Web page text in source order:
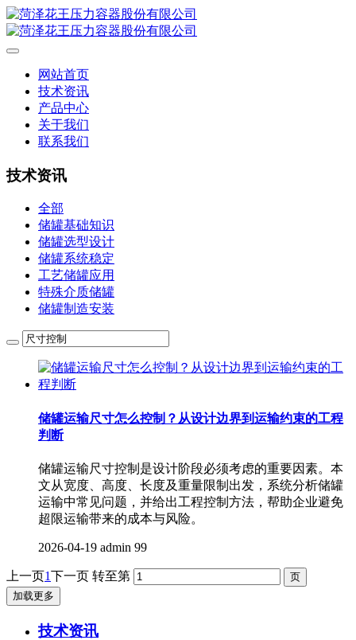
网站首页
技术资讯
产品中心
关于我们
联系我们
技术资讯
全部
储罐基础知识
储罐选型设计
储罐系统稳定
工艺储罐应用
特殊介质储罐
储罐制造安装
储罐运输尺寸怎么控制？从设计边界到运输约束的工程
判断
储罐运输尺寸控制是设计阶段必须考虑的重要因素。本
文从宽度、高度、长度及重量限制出发，系统分析储罐
运输中常见问题，并给出工程控制方法，帮助企业避免
超限运输带来的成本与风险。
2026-04-19 admin 99
上一页1下一页 转至第
加载更多
技术资讯